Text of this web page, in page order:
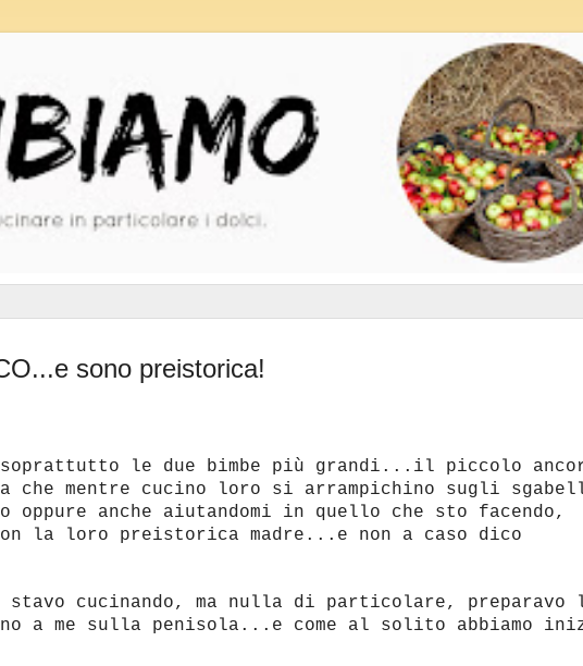
sono preistorica!
le due bimbe più grandi...il piccolo
mentre cucino loro si arrampichino sugli
anche aiutandomi in quello che sto facendo,
la loro preistorica madre...e non a caso dico
stavo cucinando, ma nulla di particolare, preparavo
a me sulla penisola...e come al solito abbiamo